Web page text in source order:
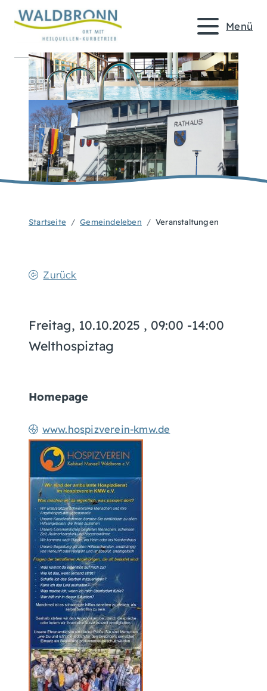
Menü
Startseite Gemeindeleben Veranstaltungen
Zurück
Freitag, 10.10.2025 , 09:00 -14:00
Welthospiztag
Homepage
www.hospizverein-kmw.de